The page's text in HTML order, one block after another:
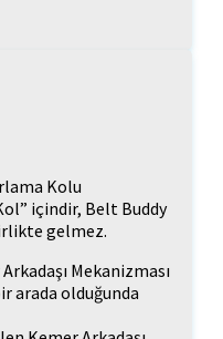
Kolu
içindir, Belt Buddy
gelmez.
Mekanizması
arada olduğunda